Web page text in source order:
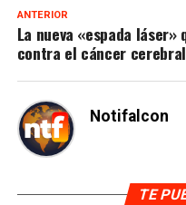
ANTERIOR
La nueva «espada
contra el cáncer
Notifalcon
TE